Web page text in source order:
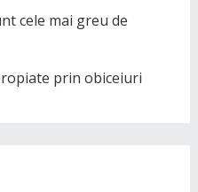
cele mai greu de
prin obiceiuri